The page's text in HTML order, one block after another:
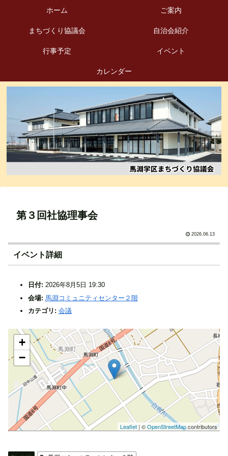
ホーム ご案内
まちづくり協議会 自治会紹介
行事予定 イベント
カレンダー
第３回社協理事会
2026.06.13
イベント詳細
日付: 2026年8月5日 19:30
会場: 馬淵コミュニティセンター２階
カテゴリ: 会議
+
−
Leaflet | ©OpenStreetMapcontributors